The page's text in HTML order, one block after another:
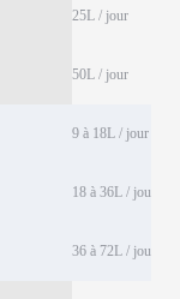
25L / jour
50L / jour
9 à 18L / jour
18 à 36L / jour
36 à 72L / jour